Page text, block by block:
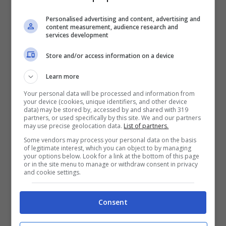
Gianni Morandi e Lorenzo Jovanotti sorridenti e seduti su delle
proprio tour in giro per l’Italia ed in particolare
sui litorali del nostro Paese. Ogni tappa sarà
diversa, non solo per il pubblico, ma anche per
gli artisti che saliranno con lui sul palco. Uno di
questi che sicuramente non potrà mancare è,
ovviamente, Gianni Morandi. Tra i due si è
instaurato un sodalizio, non solo professionale,
che sta dando frutti davvero positivi. Da diverso
tempo, infatti, collaborano sul piano artistico e
l’ultimo lavoro è quello che li ha portati a
. La canzone“Apri tutte le porte”
riscosso un successo clamoroso tanto da
Personalised advertising and content, advertising and
content measurement, audience research and
services development
Store and/or access information on a device
Learn more
Your personal data will be processed and information from
your device (cookies, unique identifiers, and other device
data) may be stored by, accessed by and shared with 319
partners, or used specifically by this site. We and our partners
may use precise geolocation data. List of partners.
Some vendors may process your personal data on the basis
of legitimate interest, which you can object to by managing
your options below. Look for a link at the bottom of this page
or in the site menu to manage or withdraw consent in privacy
and cookie settings.
Consent